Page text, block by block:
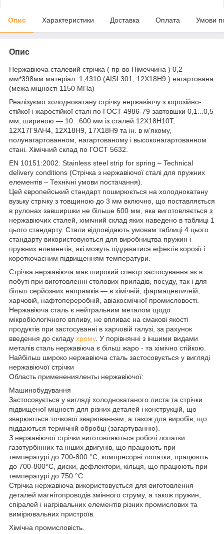
Опис Характеристики Доставка Оплата Умови
Опис
Нержавіюча сталевий стрічка ( пр-во Німеччина ) 0,2
мм*398мм матеріал: 1,4310 (AISI 301, 12Х18Н9 ) нагартована
(межа міцності 1150 МПа)
Реалізуємо холоднокатану стрічку нержавіючу з корозійно-
стійкої і жаростійкої сталі по ГОСТ 4986-79 завтовшки 0,1...0,5
мм, шириною — 10...600 мм із сталей 12Х18Н10Т,
12Х17Г9АН4, 12Х18Н9, 17Х18Н9 та ін. в м'якому,
полунагартованном, нагартованому і высоконагартованном
стані. Хімічний склад по ГОСТ 5632.
EN 10151:2002. Stainless steel strip for spring – Technical
delivery conditions (Стрічка з нержавіючої сталі для пружних
елементів – Технічні умови постачання).
Цей європейський стандарт поширюється на холоднокатану
вузьку стрічку з товщиною до 3 мм включно, що поставляється
в рулонах завширшки не більше 600 мм, яка виготовляється з
нержавіючих сталей, хімічний склад яких наведено в таблиці 1
цього стандарту. Стали відповідають умовам таблиці 4 цього
стандарту використовуються для виробництва пружин і
пружних елементів, які можуть піддаватися ефектів корозії і
короткочасним підвищенням температури.
Стрічка нержавіюча має широкий спектр застосування як в
побуті при виготовленні столових приладів, посуду, так і для
більш серйозних напрямків — в хімічній, фармацевтичній,
харчовій, нафтопереробній, авіакосмічної промисловості.
Нержавіюча сталь є нейтральним металом щодо
мікробіологічного впливу, не впливає на смакові якості
продуктів при застосуванні в харчовій галузі, за рахунок
введення до складу хрому. У порівнянні з іншими видами
металів сталь нержавіюча є більш жаро - та хімічно стійкою.
Найбільш широко нержавіюча сталь застосовується у вигляді
нержавіючої стрічки
Область примененияленты нержавіючої:
Машинобудування
Застосовується у вигляді холоднокатаного листа та стрічки
підвищеної міцності для різних деталей і конструкцій, що
зварюються точкової зварюванням, а також для виробів, що
піддаються термічній обробці (загартуванню).
З нержавіючої стрічки виготовляються робочі лопатки
газотурбінних та інших двигунів, що працюють при
температурі до 700-800 °С, компресорні лопатки, працюють
до 700-800°С, диски, дефлектори, кільця, що працюють при
температурі до 750 °С
Стрічка нержавіюча використовується для виготовлення
деталей магнітопроводів змінного струму, а також пружин,
спіралей і нагрівальних елементів різних промислових та
вимірювальних пристроїв.
Хімічна промисловість.